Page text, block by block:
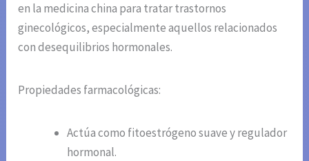
en la medicina china para tratar trastornos
ginecológicos, especialmente aquellos relacionados
con desequilibrios hormonales.
Propiedades farmacológicas:
Actúa como fitoestrógeno suave y regulador
hormonal.